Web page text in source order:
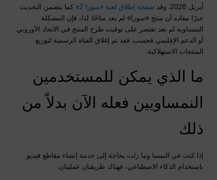
أبريل 2026. وقد
صفحة إطلاق لعبة «سورا 2»
كما يتضمن التحديث
خبرًا مفاده أن منتج «سورا» لم يعد متاحًا. لذا، فإن المشكلة
النمساوية لم تعد تقتصر على توقيت طرح المنتج في الاتحاد الأوروبي
أو الدعم الإقليمي فحسب. فقد تم إغلاق القناة الرسمية لتوزيع
المنتجات الاستهلاكية.
ما الذي يمكن للمستخدمين
النمساويين فعله الآن بدلاً من
ذلك
إذا كنت في النمسا وما زلت بحاجة إلى خدمة إنشاء مقاطع فيديو
باستخدام الذكاء الاصطناعي، فهناك طريقتان عمليتان.